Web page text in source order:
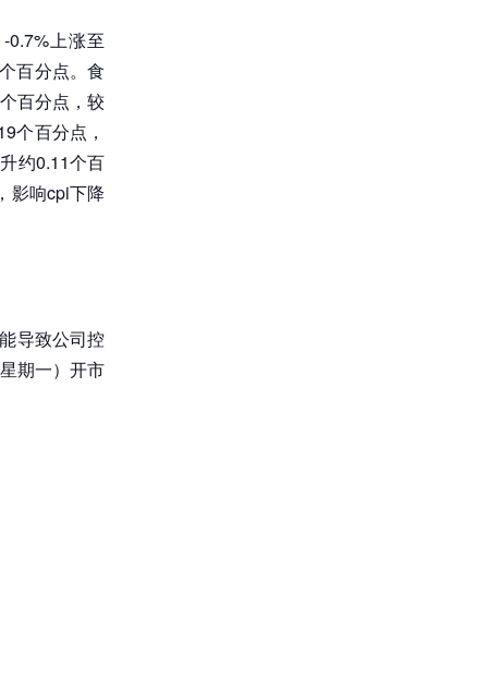
0.7%上涨至
百分点。食
百分点，较
个百分点，
约0.11个百
影响cpi下降
导致公司控
期一）开市